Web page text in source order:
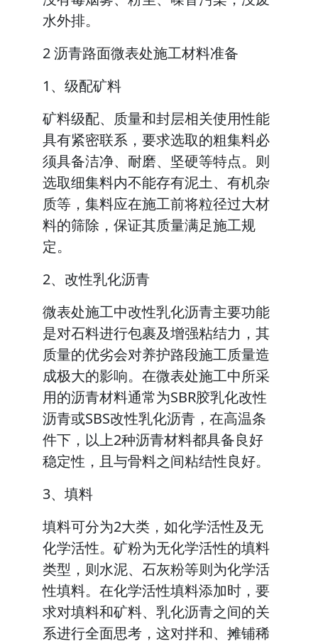
水外排。
2 沥青路面微表处施工材料准备
1、级配矿料
矿料级配、质量和封层相关使用性能
具有紧密联系，要求选取的粗集料必
须具备洁净、耐磨、坚硬等特点。则
选取细集料内不能存有泥土、有机杂
质等，集料应在施工前将粒径过大材
料的筛除，保证其质量满足施工规
定。
2、改性乳化沥青
微表处施工中改性乳化沥青主要功能
是对石料进行包裹及增强粘结力，其
质量的优劣会对养护路段施工质量造
成极大的影响。在微表处施工中所采
用的沥青材料通常为SBR胶乳化改性
沥青或SBS改性乳化沥青，在高温条
件下，以上2种沥青材料都具备良好
稳定性，且与骨料之间粘结性良好。
3、填料
填料可分为2大类，如化学活性及无
化学活性。矿粉为无化学活性的填料
类型，则水泥、石灰粉等则为化学活
性填料。在化学活性填料添加时，要
求对填料和矿料、乳化沥青之间的关
系进行全面思考，这对拌和、摊铺稀